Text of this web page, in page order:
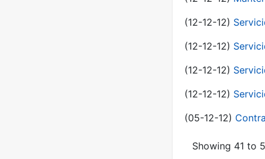
(12-12-12)
(12-12-12)
(12-12-12)
(12-12-12)
(05-12-12)
Showing 41 to